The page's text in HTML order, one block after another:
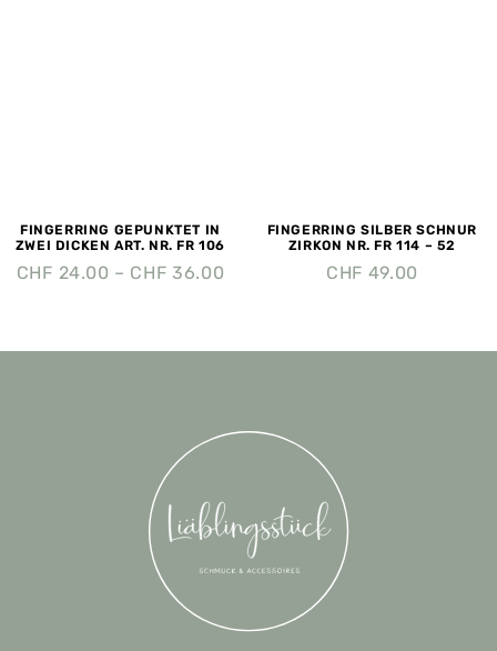
FINGERRING GEPUNKTET IN
ZWEI DICKEN ART. NR. FR 106
CHF 24.00 – CHF 36.00
FINGERRING SILBER SCHNUR
ZIRKON NR. FR 114 – 52
CHF 49.00